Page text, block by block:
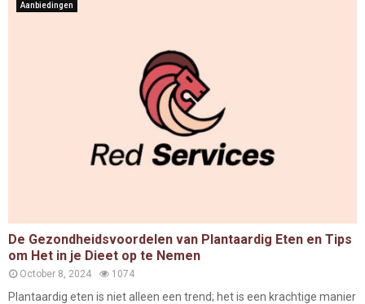
Aanbiedingen
De Gezondheidsvoordelen van Plantaardig Eten en Tips
om Het in je Dieet op te Nemen
October 8, 2024 1074
Plantaardig eten is niet alleen een trend; het is een krachtige manier